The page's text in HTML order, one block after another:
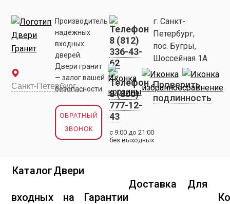
Производитель
надежных
входных
дверей.
Двери гранит
— залог вашей
безопасности.
ОБРАТНЫЙ
ЗВОНОК
8 (812)
336-43-
62
8 (800)
777-12-
43
с 9:00 до 21:00
без выходных
г. Санкт-
Петербург,
пос. Бугры,
Шоссейная 1А
Проверить
подлинность
Каталог
входных
Двери
на Гарантии
Доставка Для